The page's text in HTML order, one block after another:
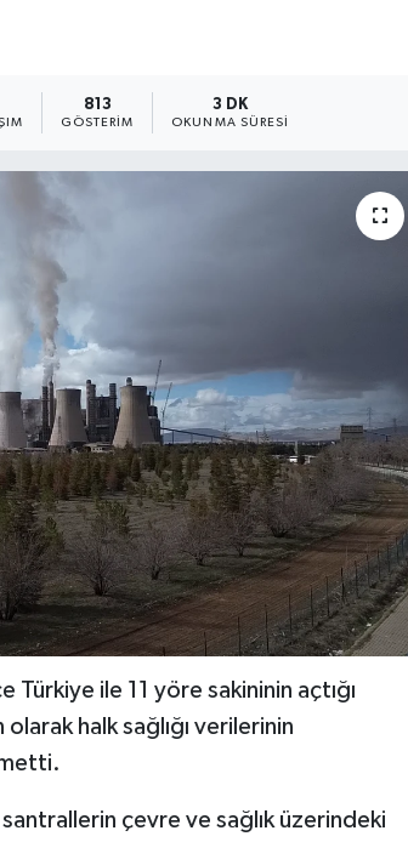
813
GÖSTERIM
3 DK
OKUNMA SÜRESI
ile 11 yöre sakininin açtığı
halk sağlığı verilerinin
çevre ve sağlık üzerindeki